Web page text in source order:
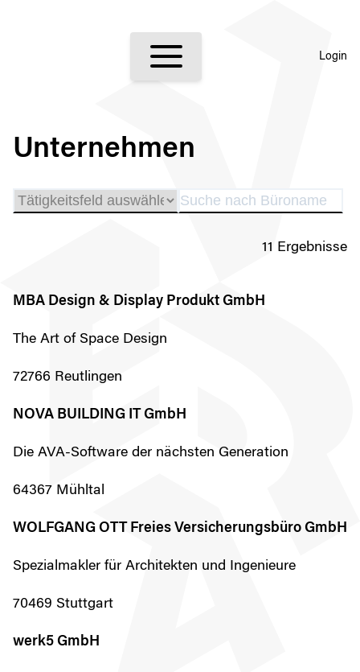
Login
Unternehmen
11 Ergebnisse
MBA Design & Display Produkt GmbH
The Art of Space Design
72766 Reutlingen
NOVA BUILDING IT GmbH
Die AVA-Software der nächsten Generation
64367 Mühltal
WOLFGANG OTT Freies Versicherungsbüro GmbH
Spezialmakler für Architekten und Ingenieure
70469 Stuttgart
werk5 GmbH